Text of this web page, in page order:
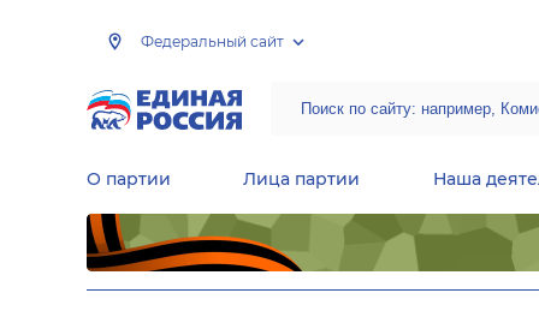
Федеральный сайт
О партии Лица партии Наша